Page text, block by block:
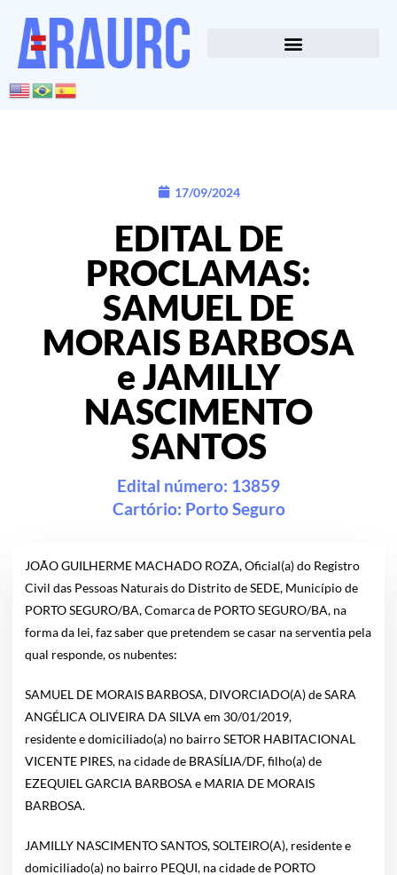
17/09/2024
EDITAL DE
PROCLAMAS:
SAMUEL DE
MORAIS BARBOSA
e JAMILLY
NASCIMENTO
SANTOS
Edital número: 13859
Cartório: Porto Seguro
JOÃO GUILHERME MACHADO ROZA, Oficial(a) do Registro
Civil das Pessoas Naturais do Distrito de SEDE, Município de
PORTO SEGURO/BA, Comarca de PORTO SEGURO/BA, na
forma da lei, faz saber que pretendem se casar na serventia pela
qual responde, os nubentes:
SAMUEL DE MORAIS BARBOSA, DIVORCIADO(A) de SARA
ANGÉLICA OLIVEIRA DA SILVA em 30/01/2019,
residente e domiciliado(a) no bairro SETOR HABITACIONAL
VICENTE PIRES, na cidade de BRASÍLIA/DF, filho(a) de
EZEQUIEL GARCIA BARBOSA e MARIA DE MORAIS
BARBOSA.
JAMILLY NASCIMENTO SANTOS, SOLTEIRO(A), residente e
domiciliado(a) no bairro PEQUI, na cidade de PORTO